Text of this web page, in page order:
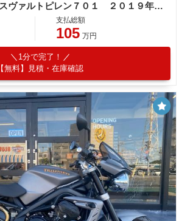
ＨＵＳＱＶＡＲＮＡ スヴァルトピレン７０１ ２０１９年モデル
支払総額
105 万円
1分で完了！
【無料】見積・在庫確認